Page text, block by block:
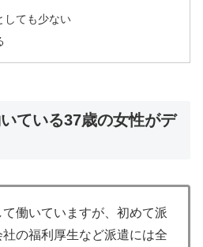
しても少ない
ている37歳の女性がデ
働いていますが、初めて派
の福利厚生など派遣には全